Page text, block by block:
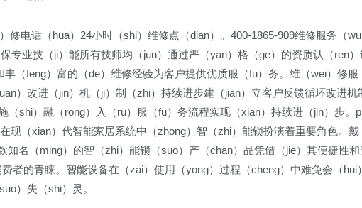
修电话（hua）24小时（shi）维修点（dian）。400-1865-909维修服务（wu
专业技（ji）能所有技师均（jun）通过严（yan）格（ge）的资质认（ren）
（feng）富的（de）维修经验为客户提供优质服（fu）务。维（wei）修服
）改进（jin）机（ji）制（zhi）持续进步建（jian）立客户反馈循环改进机
（shi）融（rong）入（ru）服（fu）务流程实现（xian）持续进（jin）步。
现（xian）代智能家居系统中（zhong）智（zhi）能锁扮演着重要角色。戴
知名（ming）的智（zhi）能锁（suo）产（chan）品凭借（jie）其便捷性和
者的青睐。智能设备在（zai）使用（yong）过程（cheng）中难免会（hui）
）失（shi）灵。